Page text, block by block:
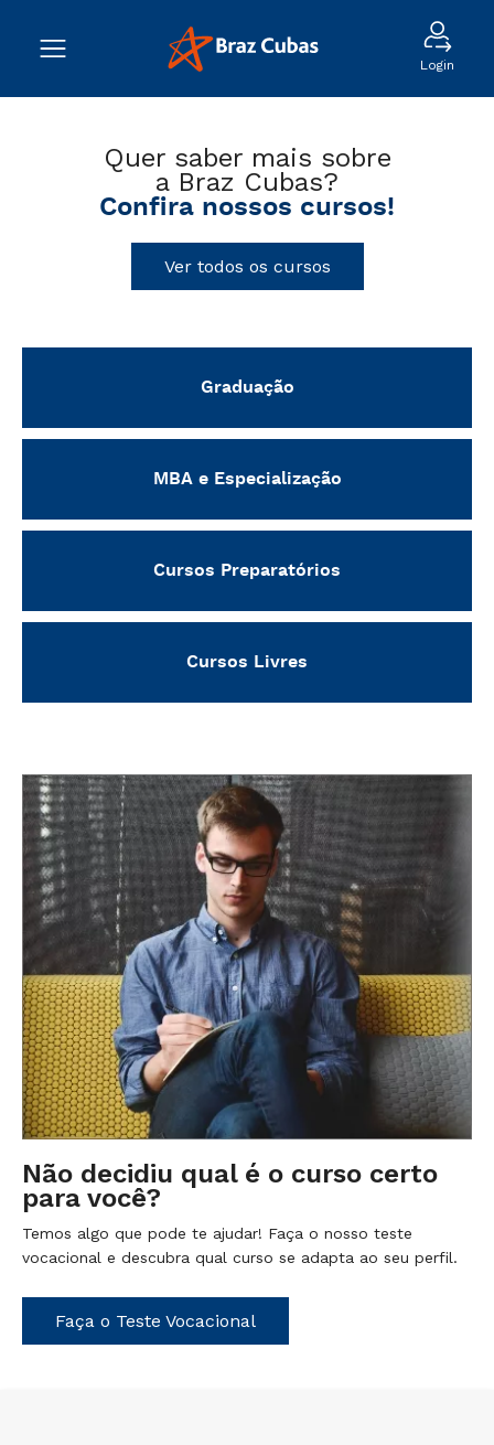
Login
Quer saber mais sobre
a Braz Cubas?
Confira nossos cursos!
Ver todos os cursos
Graduação
MBA e Especialização
Cursos Preparatórios
Cursos Livres
Não decidiu qual é o curso certo
para você?
Temos algo que pode te ajudar! Faça o nosso teste
vocacional e descubra qual curso se adapta ao seu perfil.
Faça o Teste Vocacional